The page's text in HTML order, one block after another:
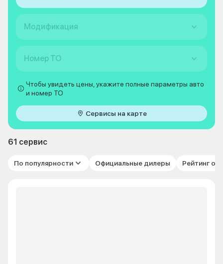
Модификация
Номер ТО
Чтобы увидеть цены, укажите полные параметры авто
и номер ТО
Сервисы на карте
61 сервис
По популярности Официальные дилеры Рейтинг